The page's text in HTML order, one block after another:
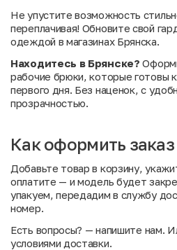
Не упустите возможность
переплачивая! Обновите свой
одеждой в магазинах Брянска.
Находитесь в Брянске?
рабочие брюки, которые готовы
первого дня. Без наценок, с
прозрачностью.
Как оформить заказ
Добавьте товар в корзину,
оплатите — и модель будет
упакуем, передадим в службу
номер.
Есть вопросы? — напишите нам.
условиями доставки.